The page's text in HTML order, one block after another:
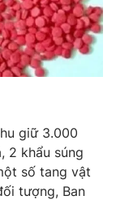
giữ 3.000
2 khẩu súng
số tang vật
tượng, Ban